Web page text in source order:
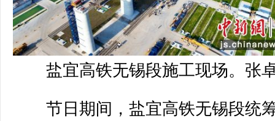
盐宜高铁无锡段施工现场。张
节日期间，盐宜高铁无锡段统